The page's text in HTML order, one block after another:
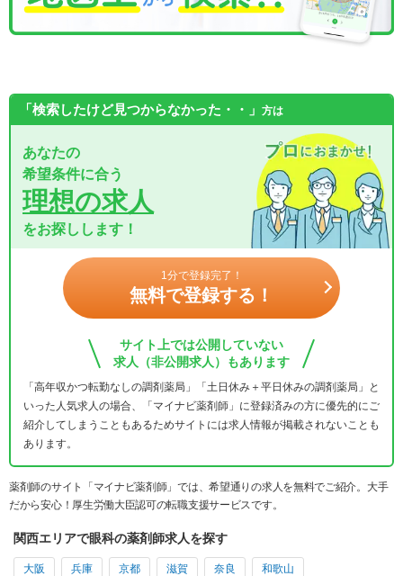
「検索したけど見つからなかった・・」 方は
あなたの
希望条件に合う
理想の求人
をお探しします！
1分で登録完了！
無料で登録する！
サイト上では公開していない
求人（非公開求人）もあります
「高年収かつ転勤なしの調剤薬局」「土日休み＋平日休みの調剤薬局」と
いった人気求人の場合、「マイナビ薬剤師」に登録済みの方に優先的にご
紹介してしまうこともあるためサイトには求人情報が掲載されないことも
あります。
薬剤師のサイト「マイナビ薬剤師」では、希望通りの求人を無料でご紹介。大手
だから安心！厚生労働大臣認可の転職支援サービスです。
関西エリアで眼科の薬剤師求人を探す
大阪 兵庫 京都 滋賀 奈良 和歌山